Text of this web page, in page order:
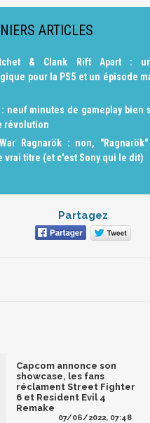
ARTICLES
& Clank Rift Apart :
pour la PS5 et un épisode
: neuf minutes de gameplay bien
révolution
Ragnarök : non,
vrai titre (et c'est Sony qui le dit)
Partagez
Capcom annonce son
showcase, les fans
réclament Street Fighter
6 et Resident Evil 4
Remake
07/06/2022, 07:48